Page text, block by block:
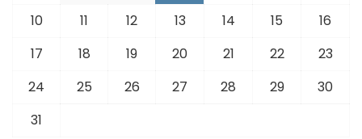
10
11 12 13 14 15
16
17
18 19 20 21 22
23
24
25 26 27 28 29
30
31